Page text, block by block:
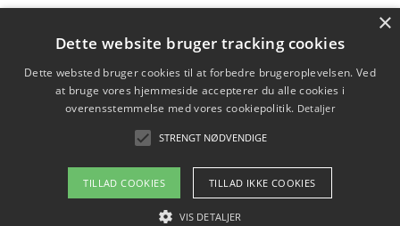
Indholdsfortegnelse skjul
1) Login
Opret website
Copyright 2026 - Pilanto Aps
×
Dette website bruger tracking cookies
Dette websted bruger cookies til at forbedre brugeroplevelsen. Ved
at bruge vores hjemmeside accepterer du alle cookies i
overensstemmelse med vores cookiepolitik. Detaljer
STRENGT NØDVENDIGE
TILLAD COOKIES TILLAD IKKE COOKIES
VIS DETALJER